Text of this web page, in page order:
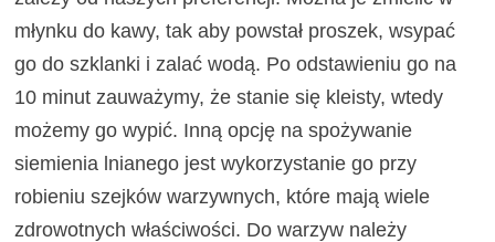
młynku do kawy, tak aby powstał proszek, wsypać
go do szklanki i zalać wodą. Po odstawieniu go na
10 minut zauważymy, że stanie się kleisty, wtedy
możemy go wypić. Inną opcję na spożywanie
siemienia lnianego jest wykorzystanie go przy
robieniu szejków warzywnych, które mają wiele
zdrowotnych właściwości. Do warzyw należy